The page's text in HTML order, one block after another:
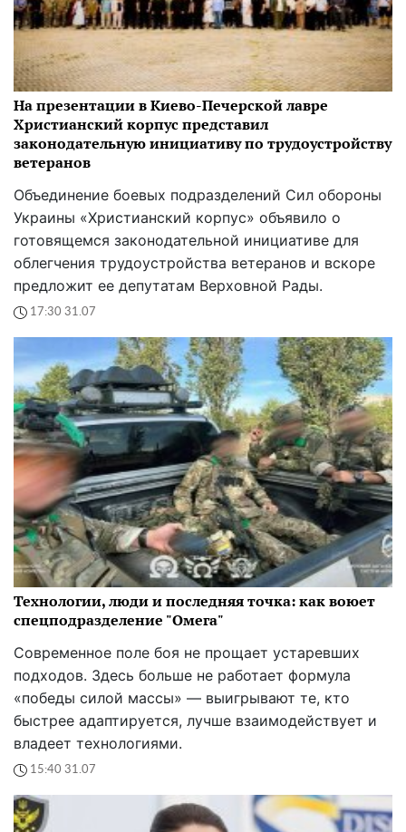
На презентации в Киево-Печерской лавре
Христианский корпус представил
законодательную инициативу по трудоустройству
ветеранов
Объединение боевых подразделений Сил обороны
Украины «Христианский корпус» объявило о
готовящемся законодательной инициативе для
облегчения трудоустройства ветеранов и вскоре
предложит ее депутатам Верховной Рады.
17:30 31.07
Технологии, люди и последняя точка: как воюет
спецподразделение "Омега"
Современное поле боя не прощает устаревших
подходов. Здесь больше не работает формула
«победы силой массы» — выигрывают те, кто
быстрее адаптируется, лучше взаимодействует и
владеет технологиями.
15:40 31.07